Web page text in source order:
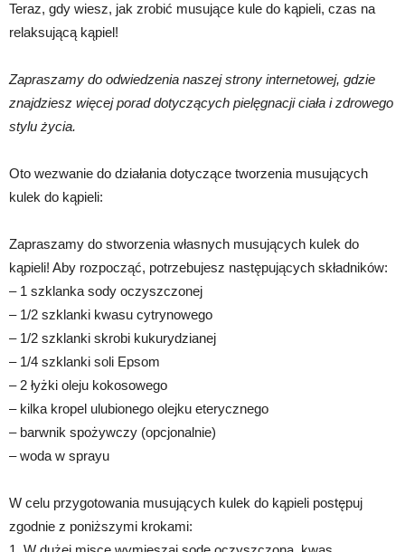
Teraz, gdy wiesz, jak zrobić musujące kule do kąpieli, czas na
relaksującą kąpiel!
Zapraszamy do odwiedzenia naszej strony internetowej, gdzie
znajdziesz więcej porad dotyczących pielęgnacji ciała i zdrowego
stylu życia.
Oto wezwanie do działania dotyczące tworzenia musujących
kulek do kąpieli:
Zapraszamy do stworzenia własnych musujących kulek do
kąpieli! Aby rozpocząć, potrzebujesz następujących składników:
– 1 szklanka sody oczyszczonej
– 1/2 szklanki kwasu cytrynowego
– 1/2 szklanki skrobi kukurydzianej
– 1/4 szklanki soli Epsom
– 2 łyżki oleju kokosowego
– kilka kropel ulubionego olejku eterycznego
– barwnik spożywczy (opcjonalnie)
– woda w sprayu
W celu przygotowania musujących kulek do kąpieli postępuj
zgodnie z poniższymi krokami: